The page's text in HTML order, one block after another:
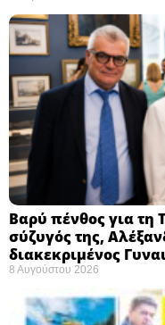
Βαρύ πένθος για τη
σύζυγός της,
διακεκριμένος
8 Αυγούστου 2026